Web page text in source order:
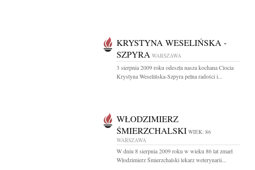
KRYSTYNA WESELIŃSKA -
SZPYRA WARSZAWA
3 sierpnia 2009 roku odeszła nasza kochana Ciocia
Krystyna Weselińska-Szpyra pełna radości i...
WŁODZIMIERZ
ŚMIERZCHALSKI WIEK: 86
WARSZAWA
W dniu 8 sierpnia 2009 roku w wieku 86 lat zmarł
Włodzimierz Śmierzchalski lekarz weterynarii...